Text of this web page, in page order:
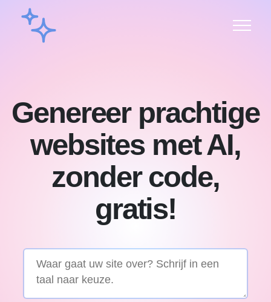
Genereer prachtige
websites met AI,
zonder code,
gratis!